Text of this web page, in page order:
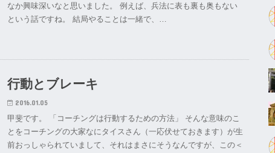
なか興味深いなと思いました。 例えば、兵法に表も裏も奥もない
という話ですね。 結局やることは一緒で、…
行動とブレーキ
2016.01.05
甲斐です。 「コーチングは行動するための方法」 そんな意味のこ
とをコーチングの大家なにタイスさん（一応伏せておきます）が生
前おっしゃられていまして、それはまさにそうなんですが、この＜